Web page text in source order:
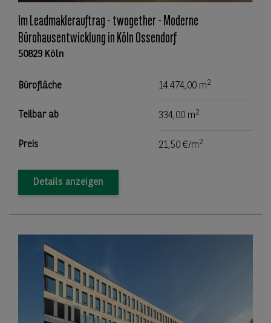
Im Leadmaklerauftrag - twogether - Moderne
Bürohausentwicklung in Köln Ossendorf
50829 Köln
Bürofläche 14.474,00 m2
Teilbar ab 334,00 m2
Preis 21,50 €/m2
Details anzeigen